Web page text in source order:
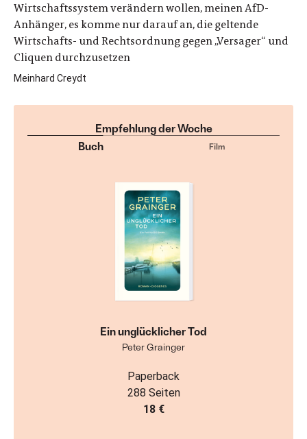
Wirtschaftssystem verändern wollen, meinen AfD-
Anhänger, es komme nur darauf an, die geltende
Wirtschafts- und Rechtsordnung gegen „Versager“ und
Cliquen durchzusetzen
Meinhard Creydt
Empfehlung der Woche
Buch
Film
Ein unglücklicher Tod
Peter Grainger
Paperback
288 Seiten
18 €